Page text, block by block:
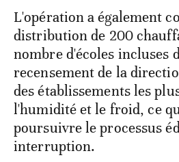
L'opération a également
distribution de 200
nombre d'écoles incluses
recensement de la
des établissements les
l'humidité et le froid, ce
poursuivre le processus
interruption.